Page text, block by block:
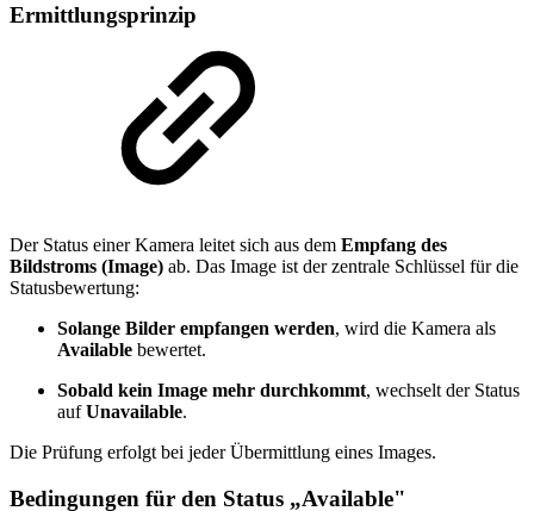
Ermittlungsprinzip
Der Status einer Kamera leitet sich aus dem Empfang des
Bildstroms (Image) ab. Das Image ist der zentrale Schlüssel für die
Statusbewertung:
Solange Bilder empfangen werden, wird die Kamera als
Available bewertet.
Sobald kein Image mehr durchkommt, wechselt der Status
aufUnavailable.
Die Prüfung erfolgt bei jeder Übermittlung eines Images.
Bedingungen für den Status „Available"